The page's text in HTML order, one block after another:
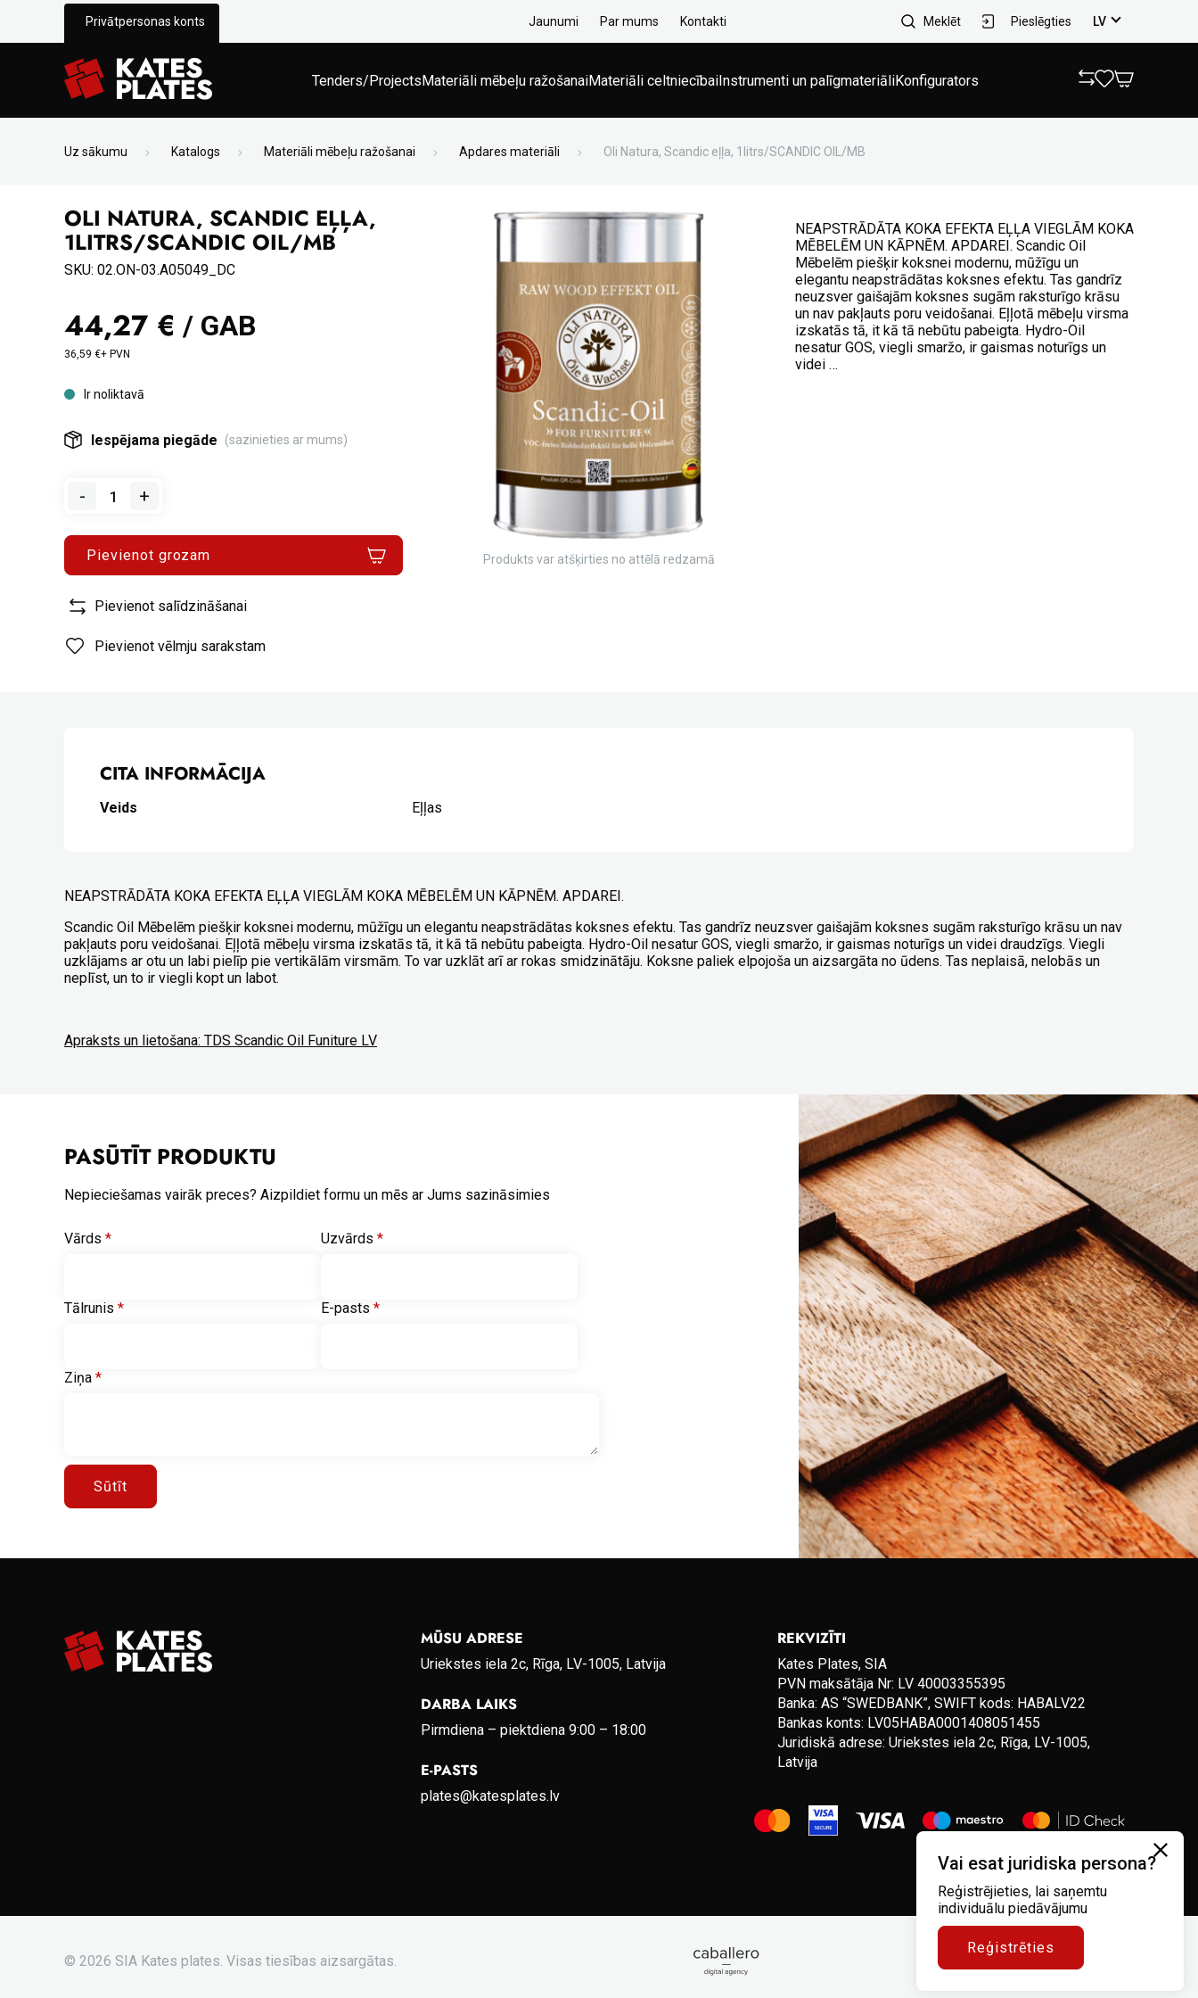
Privātpersonas konts Jaunumi Par mums Kontakti Meklēt Pieslēgties LV
Tenders/ProjectsMateriāli mēbeļu ražošanaiMateriāli celtniecībaiInstrumenti un palīgmateriāliKonfigurators
Uz sākumu Katalogs Materiāli mēbeļu ražošanai Apdares materiāli Oli Natura, Scandic eļļa, 1litrs/SCANDIC OIL/MB
OLI NATURA, SCANDIC EĻĻA,
1LITRS/SCANDIC OIL/MB
SKU: 02.ON-03.A05049_DC
44,27 € / GAB
36,59 €+ PVN
Ir noliktavā
Iespējama piegāde (sazinieties ar mums)
- +
Pievienot grozam
Pievienot salīdzināšanai
Pievienot vēlmju sarakstam
Produkts var atšķirties no attēlā redzamā
NEAPSTRĀDĀTA KOKA EFEKTA EĻĻA VIEGLĀM KOKA
MĒBELĒM UN KĀPNĒM. APDAREI. Scandic Oil
Mēbelēm piešķir koksnei modernu, mūžīgu un
elegantu neapstrādātas koksnes efektu. Tas gandrīz
neuzsver gaišajām koksnes sugām raksturīgo krāsu
un nav pakļauts poru veidošanai. Eļļotā mēbeļu virsma
izskatās tā, it kā tā nebūtu pabeigta. Hydro-Oil
nesatur GOS, viegli smaržo, ir gaismas noturīgs un
videi …
CITA INFORMĀCIJA
Veids Eļļas
NEAPSTRĀDĀTA KOKA EFEKTA EĻĻA VIEGLĀM KOKA MĒBELĒM UN KĀPNĒM. APDAREI.
Scandic Oil Mēbelēm piešķir koksnei modernu, mūžīgu un elegantu neapstrādātas koksnes efektu. Tas gandrīz neuzsver gaišajām koksnes sugām raksturīgo krāsu un nav
pakļauts poru veidošanai. Eļļotā mēbeļu virsma izskatās tā, it kā tā nebūtu pabeigta. Hydro-Oil nesatur GOS, viegli smaržo, ir gaismas noturīgs un videi draudzīgs. Viegli
uzklājams ar otu un labi pielīp pie vertikālām virsmām. To var uzklāt arī ar rokas smidzinātāju. Koksne paliek elpojoša un aizsargāta no ūdens. Tas neplaisā, nelobās un
neplīst, un to ir viegli kopt un labot.
Apraksts un lietošana: TDS Scandic Oil Funiture LV
PASŪTĪT PRODUKTU
Nepieciešamas vairāk preces? Aizpildiet formu un mēs ar Jums sazināsimies
Vārds * Uzvārds *
Tālrunis * E-pasts *
Ziņa *
Sūtīt
MŪSU ADRESE
Uriekstes iela 2c, Rīga, LV-1005, Latvija
DARBA LAIKS
Pirmdiena – piektdiena 9:00 – 18:00
E-PASTS
plates@katesplates.lv
REKVIZĪTI
Kates Plates, SIA
PVN maksātāja Nr: LV 40003355395
Banka: AS “SWEDBANK”, SWIFT kods: HABALV22
Bankas konts: LV05HABA0001408051455
Juridiskā adrese: Uriekstes iela 2c, Rīga, LV-1005,
Latvija
© 2026 SIA Kates plates. Visas tiesības aizsargātas. Noteikumi
Vai esat juridiska persona?
Reģistrējieties, lai saņemtu
individuālu piedāvājumu
Reģistrēties